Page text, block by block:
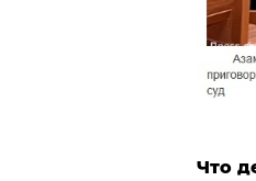
Что